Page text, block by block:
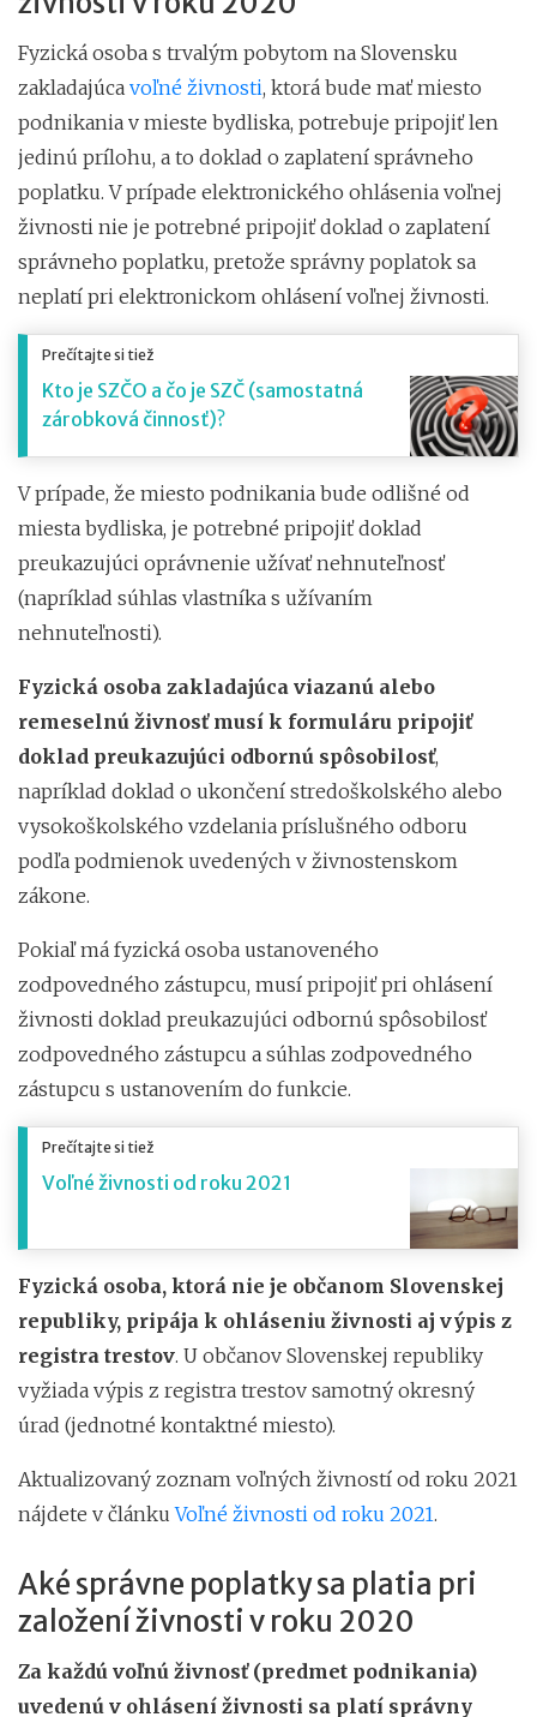
Fyzická osoba s trvalým pobytom na Slovensku
zakladajúca voľné živnosti, ktorá bude mať miesto
podnikania v mieste bydliska, potrebuje pripojiť len
jedinú prílohu, a to doklad o zaplatení správneho
poplatku. V prípade elektronického ohlásenia voľnej
živnosti nie je potrebné pripojiť doklad o zaplatení
správneho poplatku, pretože správny poplatok sa
neplatí pri elektronickom ohlásení voľnej živnosti.
Prečítajte si tiež
Kto je SZČO a čo je SZČ (samostatná
zárobková činnosť)?
V prípade, že miesto podnikania bude odlišné od
miesta bydliska, je potrebné pripojiť doklad
preukazujúci oprávnenie užívať nehnuteľnosť
(napríklad súhlas vlastníka s užívaním
nehnuteľnosti).
Fyzická osoba zakladajúca viazanú alebo
remeselnú živnosť musí k formuláru pripojiť
doklad preukazujúci odbornú spôsobilosť,
napríklad doklad o ukončení stredoškolského alebo
vysokoškolského vzdelania príslušného odboru
podľa podmienok uvedených v živnostenskom
zákone.
Pokiaľ má fyzická osoba ustanoveného
zodpovedného zástupcu, musí pripojiť pri ohlásení
živnosti doklad preukazujúci odbornú spôsobilosť
zodpovedného zástupcu a súhlas zodpovedného
zástupcu s ustanovením do funkcie.
Prečítajte si tiež
Voľné živnosti od roku 2021
Fyzická osoba, ktorá nie je občanom Slovenskej
republiky, pripája k ohláseniu živnosti aj výpis z
registra trestov. U občanov Slovenskej republiky
vyžiada výpis z registra trestov samotný okresný
úrad (jednotné kontaktné miesto).
Aktualizovaný zoznam voľných živností od roku 2021
nájdete v článkuVoľné živnosti od roku 2021.
Aké správne poplatky sa platia pri
založení živnosti v roku 2020
Za každú voľnú živnosť (predmet podnikania)
uvedenú v ohlásení živnosti sa platí správny